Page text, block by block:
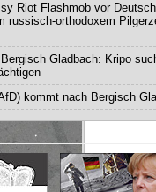
Riot Flashmob vor
russisch-orthodoxem
Gladbach: Kripo
kommt nach Bergisch